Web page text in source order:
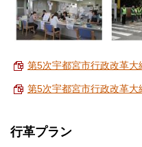
第5次宇都宮市行政改革大
第5次宇都宮市行政改革大
行革プラン